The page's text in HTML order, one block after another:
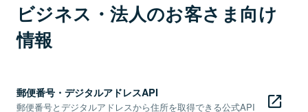
ビジネス・法人のお客さま向け
情報
郵便番号・デジタルアドレスAPI
郵便番号とデジタルアドレスから住所を取得できる公式API